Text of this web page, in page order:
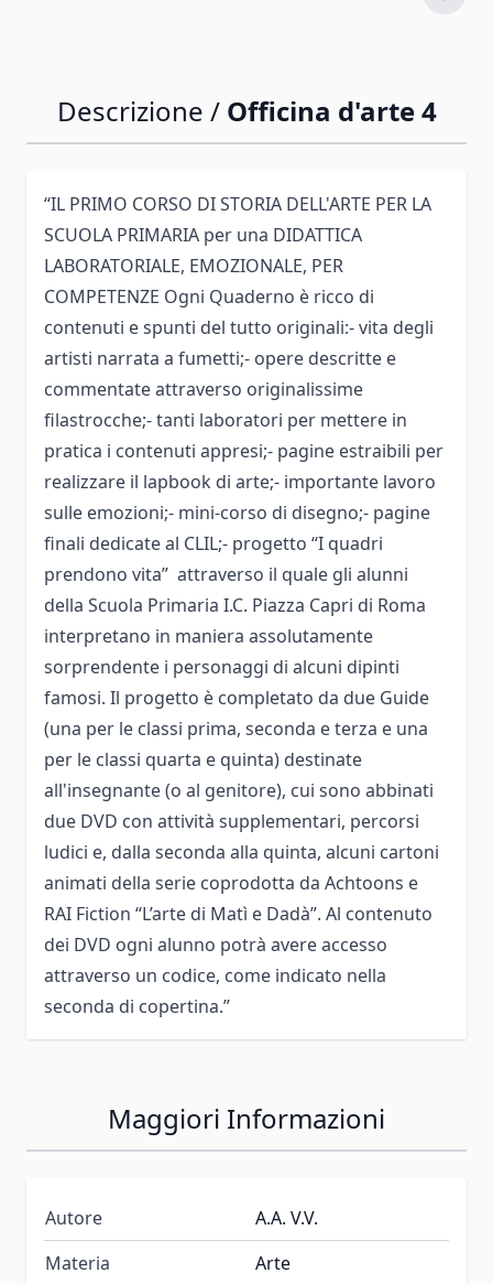
Descrizione / Officina d'arte 4
“IL PRIMO CORSO DI STORIA DELL'ARTE PER LA
SCUOLA PRIMARIA per una DIDATTICA
LABORATORIALE, EMOZIONALE, PER
COMPETENZE Ogni Quaderno è ricco di
contenuti e spunti del tutto originali:- vita degli
artisti narrata a fumetti;- opere descritte e
commentate attraverso originalissime
filastrocche;- tanti laboratori per mettere in
pratica i contenuti appresi;- pagine estraibili per
realizzare il lapbook di arte;- importante lavoro
sulle emozioni;- mini-corso di disegno;- pagine
finali dedicate al CLIL;- progetto “I quadri
prendono vita” attraverso il quale gli alunni
della Scuola Primaria I.C. Piazza Capri di Roma
interpretano in maniera assolutamente
sorprendente i personaggi di alcuni dipinti
famosi. Il progetto è completato da due Guide
(una per le classi prima, seconda e terza e una
per le classi quarta e quinta) destinate
all'insegnante (o al genitore), cui sono abbinati
due DVD con attività supplementari, percorsi
ludici e, dalla seconda alla quinta, alcuni cartoni
animati della serie coprodotta da Achtoons e
RAI Fiction “L’arte di Matì e Dadà”. Al contenuto
dei DVD ogni alunno potrà avere accesso
attraverso un codice, come indicato nella
seconda di copertina.”
Maggiori Informazioni
Autore
A.A. V.V.
Materia
Arte